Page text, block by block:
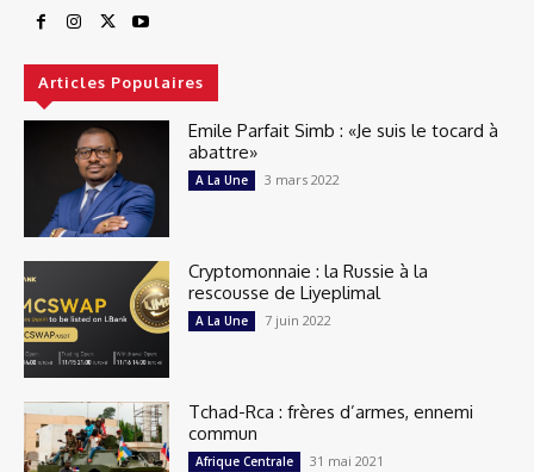
Articles Populaires
Emile Parfait Simb : «Je suis le tocard à
abattre»
A La Une 3 mars 2022
Cryptomonnaie : la Russie à la
rescousse de Liyeplimal
A La Une 7 juin 2022
Tchad-Rca : frères d’armes, ennemi
commun
Afrique Centrale 31 mai 2021